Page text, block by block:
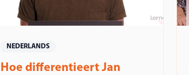
NEDERLANDS
Hoe differentieert Jan